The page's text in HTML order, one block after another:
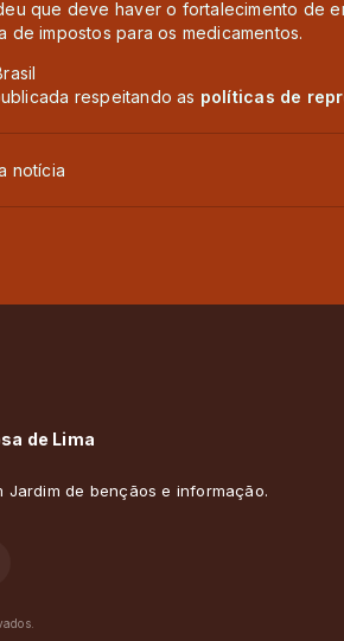
que deve haver o fortalecimento de
de impostos para os medicamentos.
respeitando as políticas de
notícia
de Lima
Jardim de bençãos e informação.